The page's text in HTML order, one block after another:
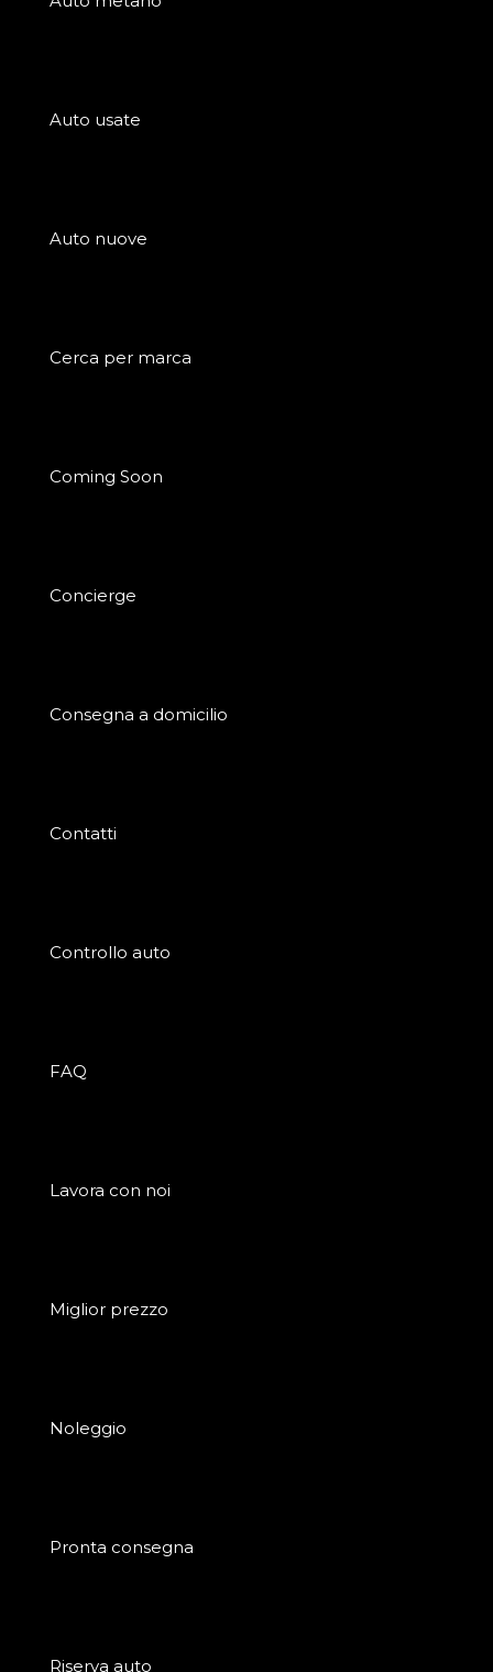
Auto usate
Auto nuove
Cerca per marca
Coming Soon
Concierge
Consegna a domicilio
Contatti
Controllo auto
FAQ
Lavora con noi
Miglior prezzo
Noleggio
Pronta consegna
Riserva auto